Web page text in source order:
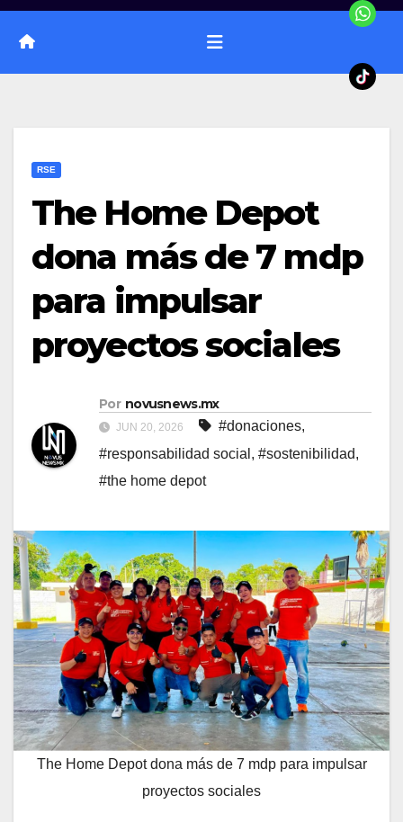
RSE
The Home Depot
dona más de 7 mdp
para impulsar
proyectos sociales
Por novusnews.mx
JUN 20, 2026 #donaciones,
#responsabilidad social , #sostenibilidad,
#the home depot
The Home Depot dona más de 7 mdp para impulsar
proyectos sociales